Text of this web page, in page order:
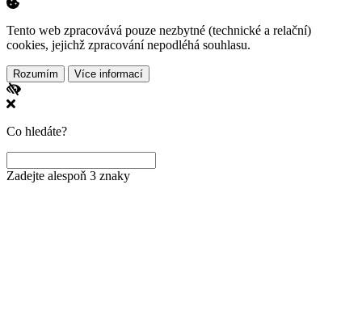
Tento web zpracovává pouze nezbytné (technické a relační)
cookies, jejichž zpracování nepodléhá souhlasu.
Rozumím Více informací
Co hledáte?
Zadejte alespoň 3 znaky